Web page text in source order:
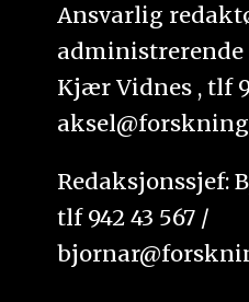
Ansvarlig
Kjær Vidnes , tlf
Redaksjonssjef:
tlf 942 43 567 /